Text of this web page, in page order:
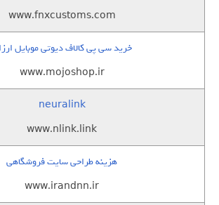
www.fnxcustoms.com
خرید سی پی کالاف دیوتی موبایل
www.mojoshop.ir
neuralink
www.nlink.link
هزینه طراحی سایت فروشگاهی
www.irandnn.ir